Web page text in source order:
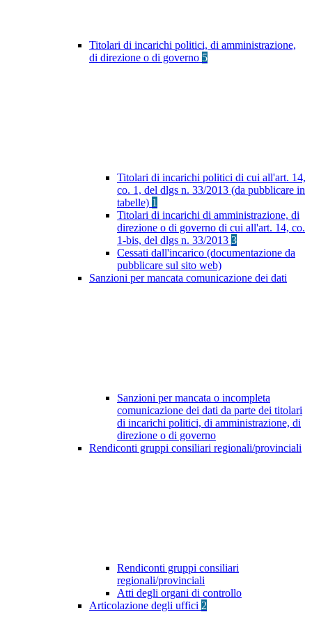
Titolari di incarichi politici, di amministrazione,
di direzione o di governo 5
Titolari di incarichi politici di cui all'art. 14,
co. 1, del dlgs n. 33/2013 (da pubblicare in
tabelle) 1
Titolari di incarichi di amministrazione, di
direzione o di governo di cui all'art. 14, co.
1-bis, del dlgs n. 33/2013 3
Cessati dall'incarico (documentazione da
pubblicare sul sito web)
Sanzioni per mancata comunicazione dei dati
Sanzioni per mancata o incompleta
comunicazione dei dati da parte dei titolari
di incarichi politici, di amministrazione, di
direzione o di governo
Rendiconti gruppi consiliari regionali/provinciali
Rendiconti gruppi consiliari
regionali/provinciali
Atti degli organi di controllo
Articolazione degli uffici 2